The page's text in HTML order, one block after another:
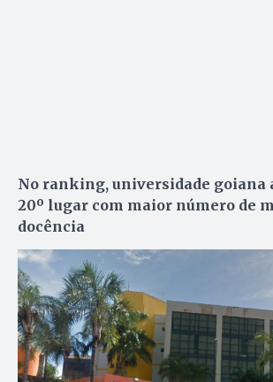
No ranking, universidade goiana
20º lugar com maior número de
docência